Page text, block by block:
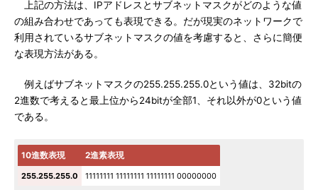
上記の方法は、IPアドレスとサブネットマスクがどのような値
の組み合わせであっても表現できる。だが現実のネットワークで
利用されているサブネットマスクの値を考慮すると、さらに簡便
な表現方法がある。
例えばサブネットマスクの255.255.255.0という値は、32bitの
2進数で考えると最上位から24bitが全部1、それ以外が0という値
である。
10進数表現 2進素表現
255.255.255.0
11111111 11111111 11111111 00000000